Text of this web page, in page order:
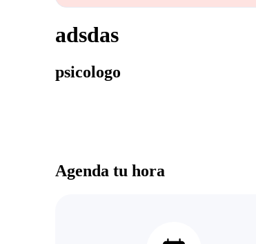
adsdas
psicologo
Agenda tu hora